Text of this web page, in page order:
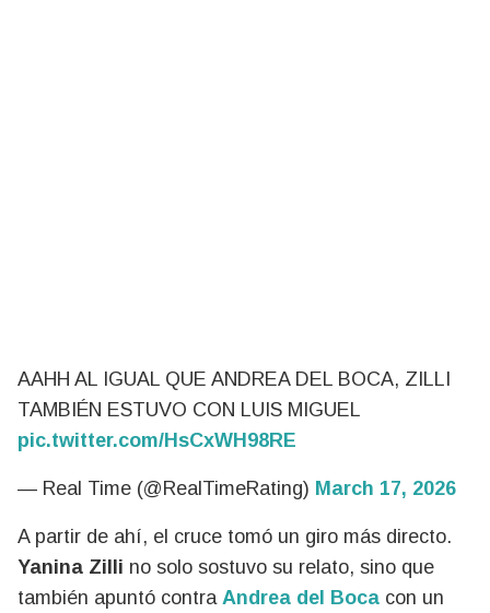
AAHH AL IGUAL QUE ANDREA DEL BOCA, ZILLI
TAMBIÉN ESTUVO CON LUIS MIGUEL
pic.twitter.com/HsCxWH98RE
— Real Time (@RealTimeRating) March 17, 2026
A partir de ahí, el cruce tomó un giro más directo.
Yanina Zilli no solo sostuvo su relato, sino que
también apuntó contra Andrea del Boca con un